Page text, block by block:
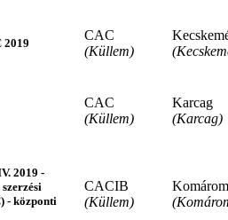
2019
CAC
(Küllem)
CAC
(Küllem)
Karcag
(Karcag)
2019 -
- központi
CACIB
(Küllem)
Komárom